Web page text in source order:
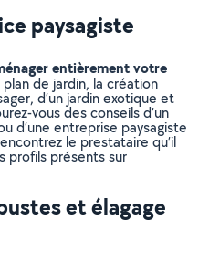
paysagiste
entièrement votre
plan de jardin, la création
d’un jardin exotique et
vous des conseils d’un
d’une entreprise paysagiste
le prestataire qu’il
profils présents sur
et élagage